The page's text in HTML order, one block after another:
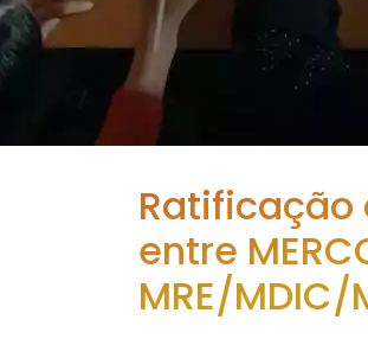
Ratificação
entre
MRE/MDIC/